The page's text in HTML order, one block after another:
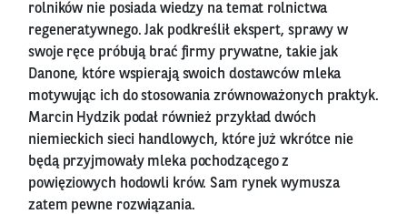
rolników nie posiada wiedzy na temat rolnictwa
regeneratywnego. Jak podkreślił ekspert, sprawy w
swoje ręce próbują brać firmy prywatne, takie jak
Danone, które wspierają swoich dostawców mleka
motywując ich do stosowania zrównoważonych praktyk.
Marcin Hydzik podał również przykład dwóch
niemieckich sieci handlowych, które już wkrótce nie
będą przyjmowały mleka pochodzącego z
powięziowych hodowli krów. Sam rynek wymusza
zatem pewne rozwiązania.